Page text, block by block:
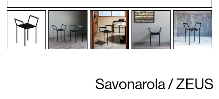
Savonarola / ZEUS